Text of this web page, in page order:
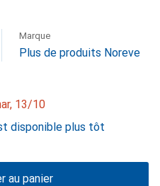
Marque
Plus de produits Noreve
13/10
disponible plus tôt
au panier